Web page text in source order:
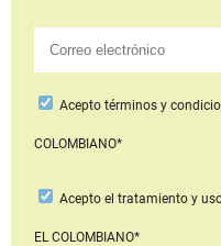
Aceptotérminos y
COLOMBIANO*
Acepto el tratamiento y
EL COLOMBIANO*